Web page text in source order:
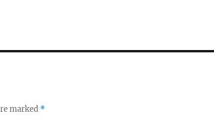
marked *